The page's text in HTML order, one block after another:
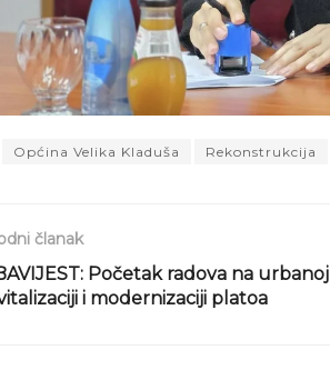
Općina Velika Kladuša Rekonstrukcija
članak
Početak radova na urbanoj
i modernizaciji platoa